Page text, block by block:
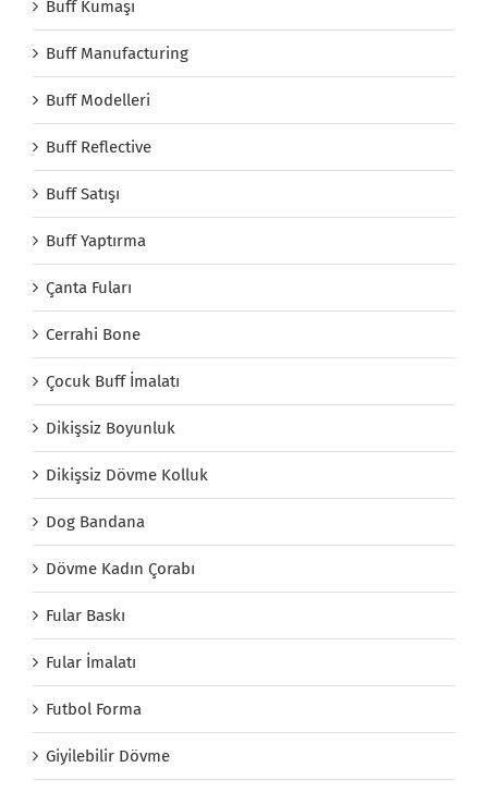
Buff Kumaşı
Buff Manufacturing
Buff Modelleri
Buff Reflective
Buff Satışı
Buff Yaptırma
Çanta Fuları
Cerrahi Bone
Çocuk Buff İmalatı
Dikişsiz Boyunluk
Dikişsiz Dövme Kolluk
Dog Bandana
Dövme Kadın Çorabı
Fular Baskı
Fular İmalatı
Futbol Forma
Giyilebilir Dövme